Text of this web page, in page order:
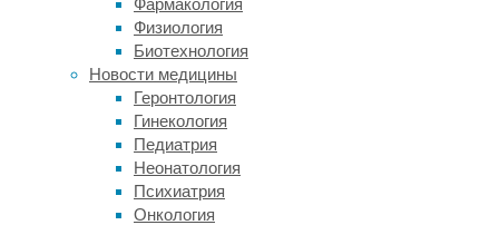
Фармакология
Физиология
Биотехнология
Новости медицины
Геронтология
Гинекология
Педиатрия
Неонатология
Психиатрия
Онкология
оазисе
спокойствия
уюта.
«ЗаБерег»
представляет
собой
идеальное
пространство